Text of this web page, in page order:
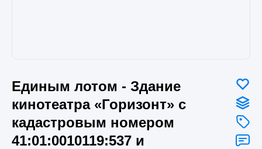
Единым лотом - Здание
кинотеатра «Горизонт» с
кадастровым номером
41:01:0010119:537 и